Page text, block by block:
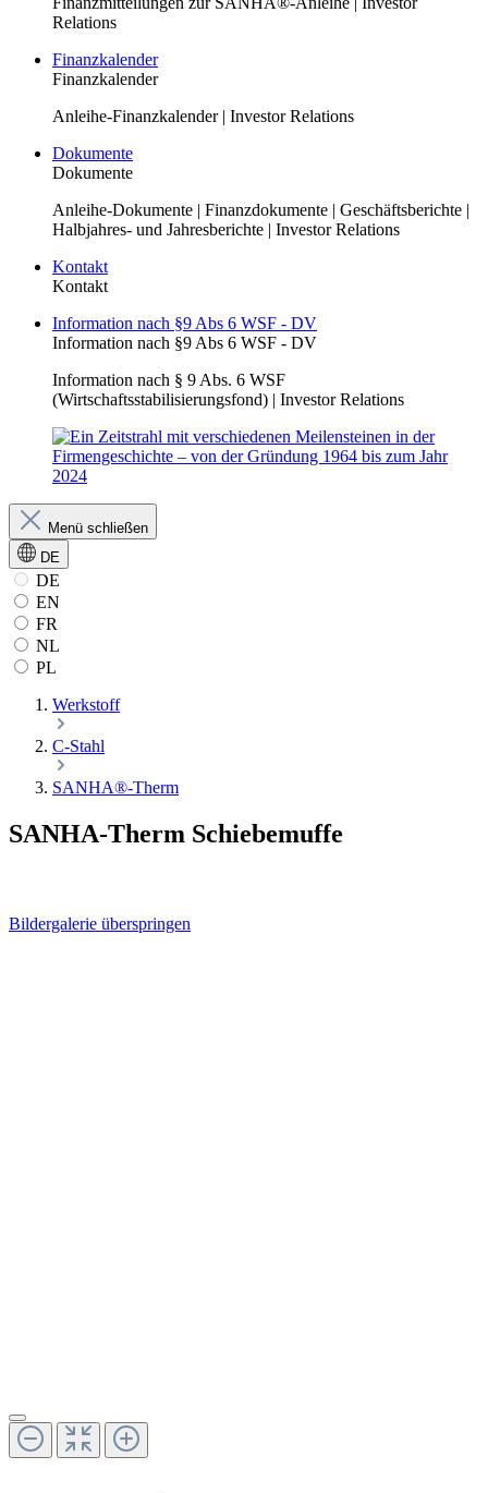
Relations
Finanzkalender
Finanzkalender
Anleihe-Finanzkalender | Investor Relations
Dokumente
Dokumente
Anleihe-Dokumente | Finanzdokumente | Geschäftsberichte |
Halbjahres- und Jahresberichte | Investor Relations
Kontakt
Kontakt
Information nach §9 Abs 6 WSF - DV
Information nach §9 Abs 6 WSF - DV
Information nach § 9 Abs. 6 WSF
(Wirtschaftsstabilisierungsfond) | Investor Relations
Menü schließen
DE
DE
EN
FR
NL
PL
Werkstoff
C-Stahl
SANHA®-Therm
SANHA-Therm Schiebemuffe
Bildergalerie überspringen